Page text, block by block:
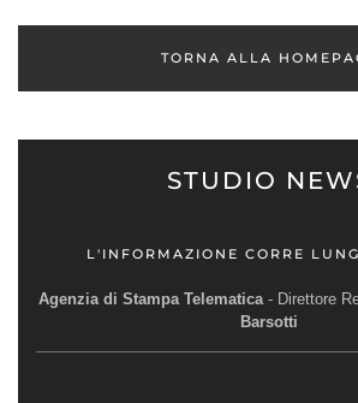
TORNA ALLA
STUDIO
L'INFORMAZIONE CORRE
Agenzia di Stampa Telematica- Direttore
Barsotti